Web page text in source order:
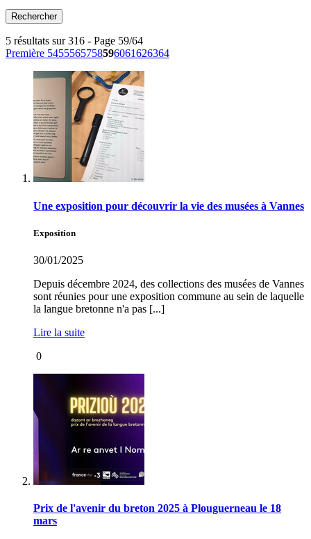
5 résultats sur 316 - Page 59/64
Première 5455565758596061626364
Une exposition pour découvrir la vie des musées à Vannes
Exposition
30/01/2025
Depuis décembre 2024, des collections des musées de Vannes
sont réunies pour une exposition commune au sein de laquelle
la langue bretonne n'a pas [...]
Lire la suite
0
Prix de l'avenir du breton 2025 à Plouguerneau le 18
mars